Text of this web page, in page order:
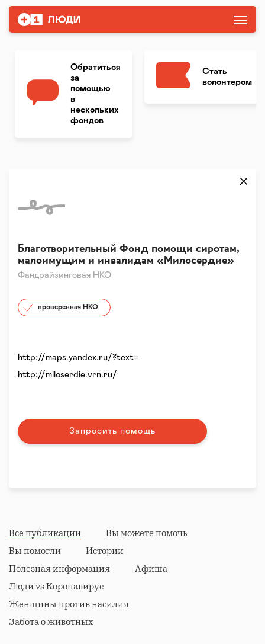
Обратиться
за
помощью
в
нескольких
фондов
Стать
волонтером
Фандрайзинговая НКО
Благотворительный Фонд помощи сиротам,
малоимущим и инвалидам «Милосердие»
проверенная НКО
http://maps.yandex.ru/?text=
http://miloserdie.vrn.ru/
Запросить помощь
Все публикации
Вы можете помочь
Вы помогли
Истории
Полезная информация
Афиша
Люди vs Коронавирус
Женщины против насилия
Забота о животных